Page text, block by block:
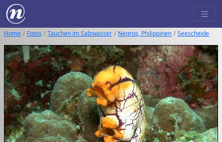
Home Fotos Tauchen im Salzwasser Negros, Philippinen Seescheide